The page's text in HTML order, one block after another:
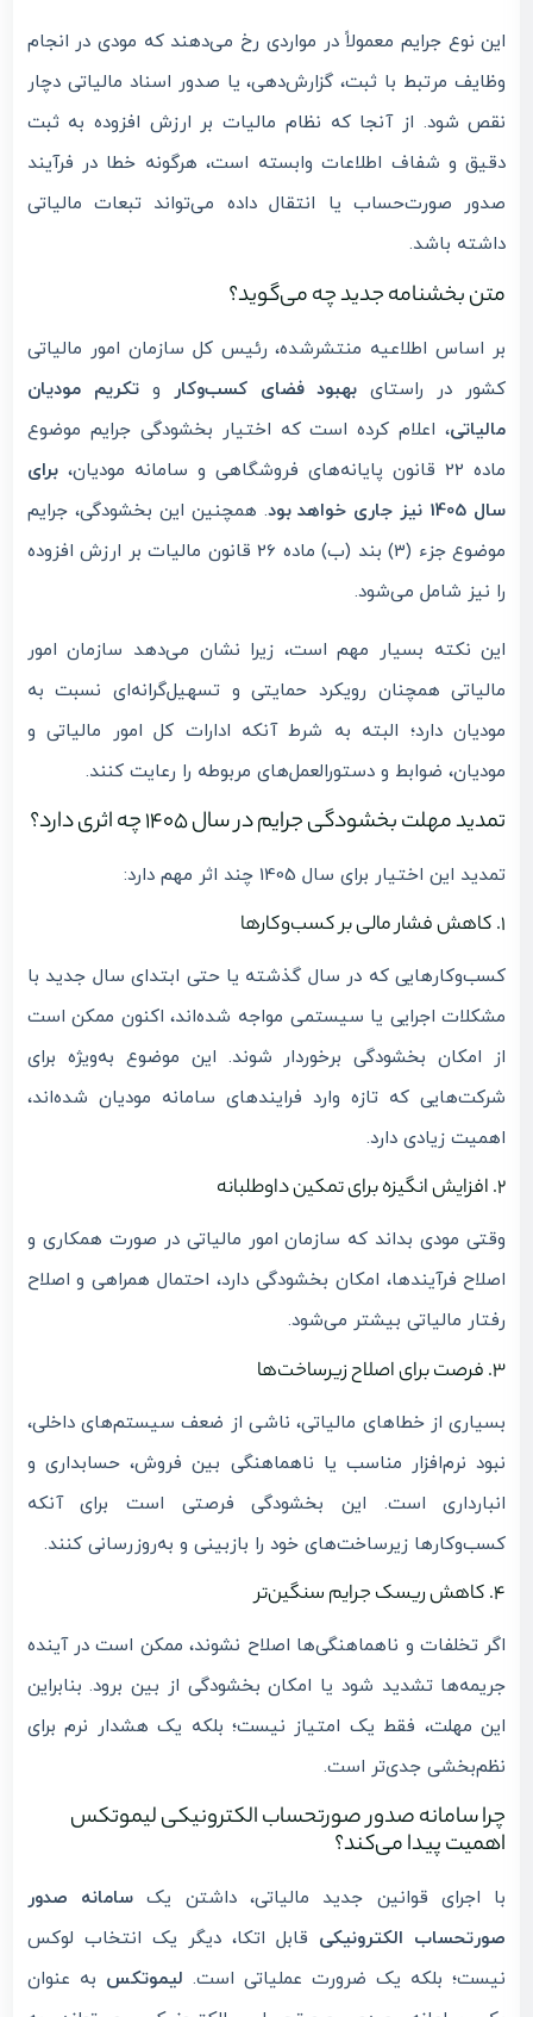
این نوع جرایم معمولاً در مواردی رخ می‌دهند که مودی در انجام
وظایف مرتبط با ثبت، گزارش‌دهی، یا صدور اسناد مالیاتی دچار
نقص شود. از آنجا که نظام مالیات بر ارزش افزوده به ثبت
دقیق و شفاف اطلاعات وابسته است، هرگونه خطا در فرآیند
صدور صورت‌حساب یا انتقال داده می‌تواند تبعات مالیاتی
داشته باشد.
متن بخشنامه جدید چه می‌گوید؟
بر اساس اطلاعیه منتشرشده، رئیس کل سازمان امور مالیاتی
کشور در راستای بهبود فضای کسب‌وکار وتکریم مودیان
مالیاتی، اعلام کرده است که اختیار بخشودگی جرایم موضوع
ماده 22 قانون پایانه‌های فروشگاهی و سامانه مودیان،
برای
سال 1405 نیز جاری خواهد بود
. همچنین این بخشودگی، جرایم
موضوع جزء (3) بند (ب) ماده 26 قانون مالیات بر ارزش افزوده
را نیز شامل می‌شود.
این نکته بسیار مهم است، زیرا نشان می‌دهد سازمان امور
مالیاتی همچنان رویکرد حمایتی و تسهیل‌گرانه‌ای نسبت به
مودیان دارد؛ البته به شرط آنکه ادارات کل امور مالیاتی و
مودیان، ضوابط و دستورالعمل‌های مربوطه را رعایت کنند.
تمدید مهلت بخشودگی جرایم در سال 1405 چه اثری دارد؟
تمدید این اختیار برای سال 1405 چند اثر مهم دارد:
1. کاهش فشار مالی بر کسب‌وکارها
کسب‌وکارهایی که در سال گذشته یا حتی ابتدای سال جدید با
مشکلات اجرایی یا سیستمی مواجه شده‌اند، اکنون ممکن است
از امکان بخشودگی برخوردار شوند. این موضوع به‌ویژه برای
شرکت‌هایی که تازه وارد فرایندهای سامانه مودیان شده‌اند،
اهمیت زیادی دارد.
2. افزایش انگیزه برای تمکین داوطلبانه
وقتی مودی بداند که سازمان امور مالیاتی در صورت همکاری و
اصلاح فرآیندها، امکان بخشودگی دارد، احتمال همراهی و اصلاح
رفتار مالیاتی بیشتر می‌شود.
3. فرصت برای اصلاح زیرساخت‌ها
بسیاری از خطاهای مالیاتی، ناشی از ضعف سیستم‌های داخلی،
نبود نرم‌افزار مناسب یا ناهماهنگی بین فروش، حسابداری و
انبارداری است. این بخشودگی فرصتی است برای آنکه
کسب‌وکارها زیرساخت‌های خود را بازبینی و به‌روزرسانی کنند.
4. کاهش ریسک جرایم سنگین‌تر
اگر تخلفات و ناهماهنگی‌ها اصلاح نشوند، ممکن است در آینده
جریمه‌ها تشدید شود یا امکان بخشودگی از بین برود. بنابراین
این مهلت، فقط یک امتیاز نیست؛ بلکه یک هشدار نرم برای
نظم‌بخشی جدی‌تر است.
چرا سامانه صدور صورتحساب الکترونیکی لیموتکس
اهمیت پیدا می‌کند؟
با اجرای قوانین جدید مالیاتی، داشتن یکسامانه صدور
صورتحساب الکترونیکی قابل اتکا، دیگر یک انتخاب لوکس
نیست؛ بلکه یک ضرورت عملیاتی است. لیموتکس به عنوان